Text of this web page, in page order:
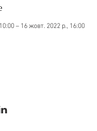
– 16 жовт. 2022 р., 16:00